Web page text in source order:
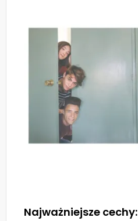
Najważniejsze cechy: